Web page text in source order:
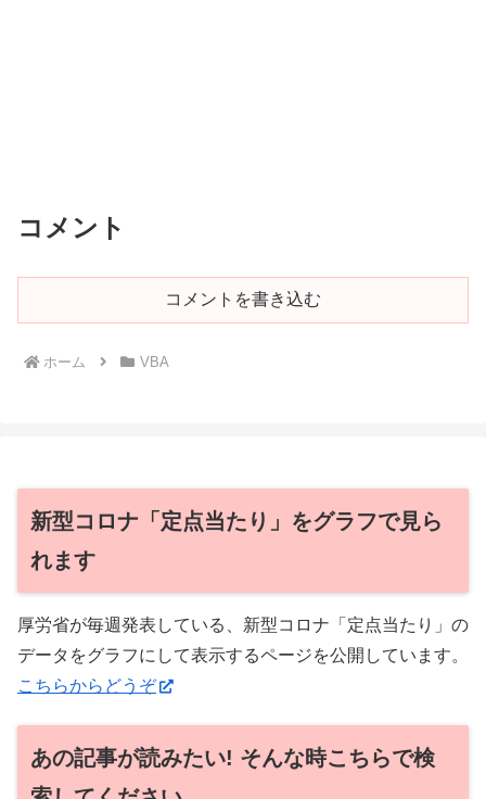
コメント
コメントを書き込む
ホーム VBA
新型コロナ「定点当たり」をグラフで見ら
れます
厚労省が毎週発表している、新型コロナ「定点当たり」の
データをグラフにして表示するページを公開しています。
こちらからどうぞ
あの記事が読みたい! そんな時こちらで検